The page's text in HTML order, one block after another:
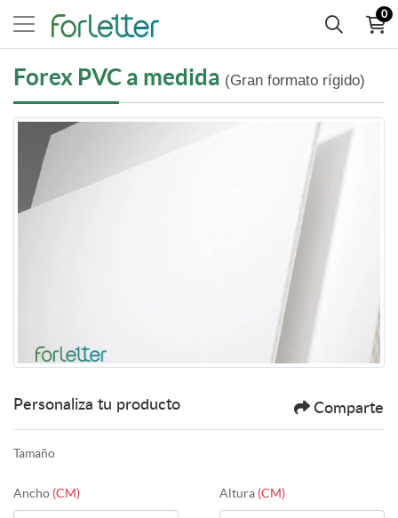
0
Forex PVC a medida (Gran formato rígido)
Personaliza tu producto Comparte
Tamaño
Ancho (CM) Altura(CM)